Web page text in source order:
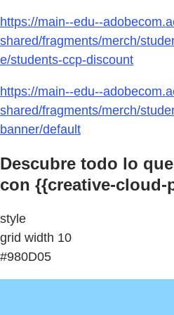
https://main--edu--
shared/fragments/merch/
e/students-ccp-discount
https://main--edu--
shared/fragments/merch/
banner/default
Descubre todo lo
con {{creative-cloud-
style
grid width 10
#980D05